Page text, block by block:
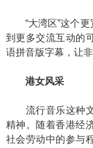
“大湾区”这个更
到更多交流互动的
语拼音版字幕，让
港女风采
流行音乐这种文
精神。随着香港经
社会劳动中的参与